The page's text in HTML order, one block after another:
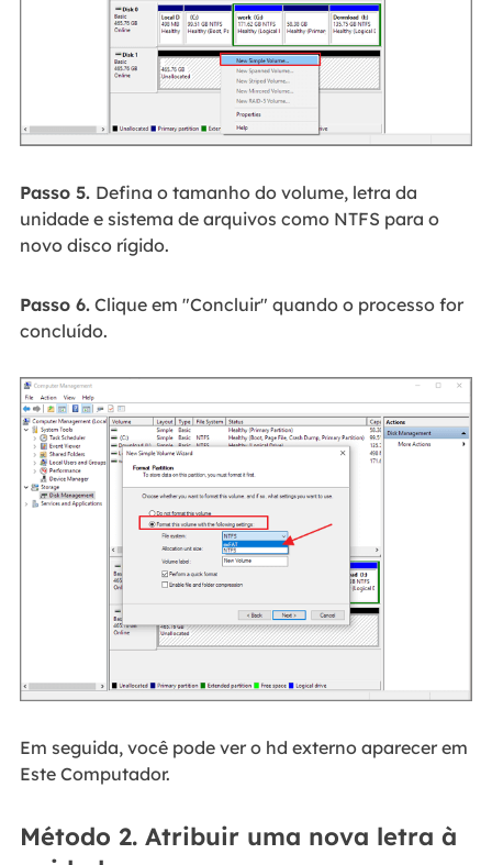
Passo 5. Defina o tamanho do volume, letra da
unidade e sistema de arquivos como NTFS para o
novo disco rígido.
Passo 6.Clique em "Concluir" quando o processo for
concluído.
Em seguida, você pode ver o hd externo aparecer em
Este Computador.
Método 2. Atribuir uma nova letra à